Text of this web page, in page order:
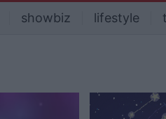
showbiz lifestyle